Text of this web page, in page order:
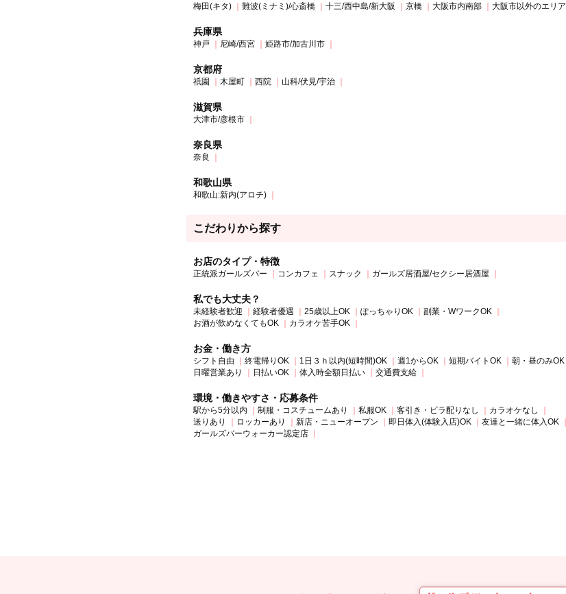
梅田(キタ) 難波(ミナミ)/心斎橋 十三/西中島/新大阪 京橋 大阪市内南部 大阪市以外のエリア
兵庫県
神戸 尼崎/西宮 姫路市/加古川市
京都府
祇園 木屋町 西院 山科/伏見/宇治
滋賀県
大津市/彦根市
奈良県
奈良
和歌山県
和歌山:新内(アロチ)
こだわりから探す
お店のタイプ・特徴
正統派ガールズバー コンカフェ スナック ガールズ居酒屋/セクシー居酒屋
私でも大丈夫？
未経験者歓迎 経験者優遇 25歳以上OK ぽっちゃりOK
副業・WワークOK
お酒が飲めなくてもOK
カラオケ苦手OK
お金・働き方
シフト自由 終電帰りOK 1日３ｈ以内(短時間)OK 週1からOK 短期バイトOK
朝・昼のみOK
日曜営業あり
日払いOK 体入時全額日払い 交通費支給
環境・働きやすさ・応募条件
駅から5分以内 制服・コスチュームあり 私服OK 客引き・ビラ配りなし
カラオケなし
送りあり
ロッカーあり 新店・ニューオープン 即日体入(体験入店)OK
友達と一緒に体入OK
ガールズバーウォーカー認定店